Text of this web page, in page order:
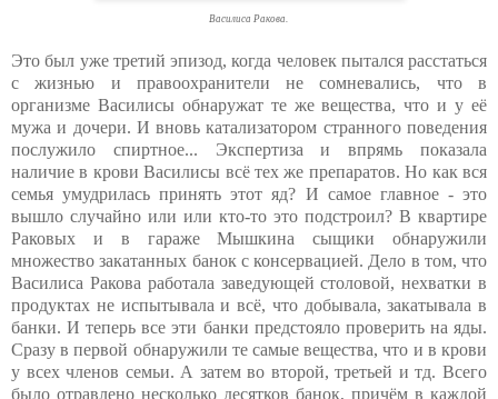
Василиса Ракова.
Это был уже третий эпизод, когда человек пытался расстаться
с жизнью и правоохранители не сомневались, что в
организме Василисы обнаружат те же вещества, что и у её
мужа и дочери. И вновь катализатором странного поведения
послужило спиртное... Экспертиза и впрямь показала
наличие в крови Василисы всё тех же препаратов. Но как вся
семья умудрилась принять этот яд? И самое главное - это
вышло случайно или или кто-то это подстроил? В квартире
Раковых и в гараже Мышкина сыщики обнаружили
множество закатанных банок с консервацией. Дело в том, что
Василиса Ракова работала заведующей столовой, нехватки в
продуктах не испытывала и всё, что добывала, закатывала в
банки. И теперь все эти банки предстояло проверить на яды.
Сразу в первой обнаружили те самые вещества, что и в крови
у всех членов семьи. А затем во второй, третьей и тд. Всего
было отравлено несколько десятков банок, причём в каждой